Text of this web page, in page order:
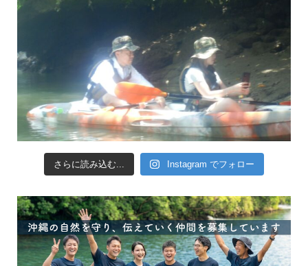
さらに読み込む... Instagram でフォロー